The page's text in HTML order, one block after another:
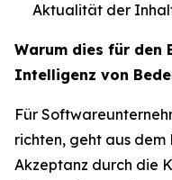
Aktualität der
Warum dies für den
Intelligenz von
Für
richten, geht aus dem
Akzeptanz durch die